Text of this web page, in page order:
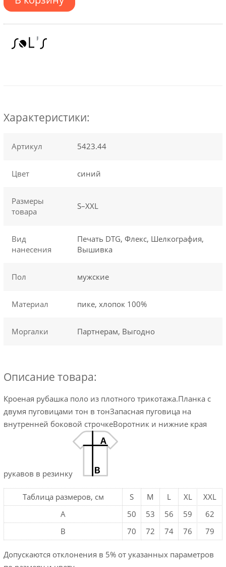
Характеристики:
Артикул 5423.44
Цвет синий
Размеры
товара
S–XXL
Вид
нанесения
Печать DTG, Флекс, Шелкография,
Вышивка
Пол мужские
Материал пике, хлопок 100%
Моргалки Партнерам, Выгодно
Описание товара:
Кроеная рубашка поло из плотного трикотажа.Планка с
двумя пуговицами тон в тонЗапасная пуговица на
внутренней боковой строчкеВоротник и нижние края
рукавов в резинку
Таблица размеров, см S M L XL
XXL
A
50 53 56 59
62
B
70 72 74 76 79
Допускаются отклонения в 5% от указанных параметров